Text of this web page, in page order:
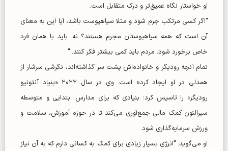
او خواستار نگاه عمیق‌تر و درک متقابل است.
"اگر کسی مرتکب جرم شود و مثلا سیاهپوست باشد، آیا این به معنای
آن است که همه سیاهپوستان مجرم هستند؟ نه. باید با همان فرد
خاص برخورد شود. مردم باید کمی بیشتر فکر کنند. "
تمام آنچه رودیگر و خانواده‌اش پشت سر گذاشته‌اند، نگرشی سرشار از
همدلی در او ایجاد کرده است. وی در سال ۲۰۲۲ «بنیاد آنتونیو
رودیگر» را تاسیس کرد؛ بنیادی که برای مدارس ابتدایی و متوسطه
سیرالئون کمک مالی جمع‌آوری می‌کند تا در حوزه آموزش، سلامت و
ورزش سرمایه‌گذاری شود.
او می‌گوید: "انرژی بسیار زیادی برای کمک به کسانی دارم که به آن نیاز